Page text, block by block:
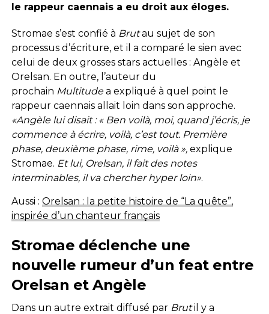
le rappeur caennais a eu droit aux éloges.
Stromae s’est confié à Brutau sujet de son
processus d’écriture, et il a comparé le sien avec
celui de deux grosses stars actuelles : Angèle et
Orelsan. En outre, l’auteur du
prochain Multitudea expliqué à quel point le
rappeur caennais allait loin dans son approche.
«Angèle lui disait : « Ben voilà, moi, quand j’écris, je
commence à écrire, voilà, c’est tout. Première
phase, deuxième phase, rime, voilà »,explique
Stromae. Et lui, Orelsan, il fait des notes
interminables, il va chercher hyper loin».
Aussi : Orelsan : la petite histoire de “La quête”,
inspirée d’un chanteur français
Stromae déclenche une
nouvelle rumeur d’un feat entre
Orelsan et Angèle
Dans un autre extrait diffusé par Brutil y a